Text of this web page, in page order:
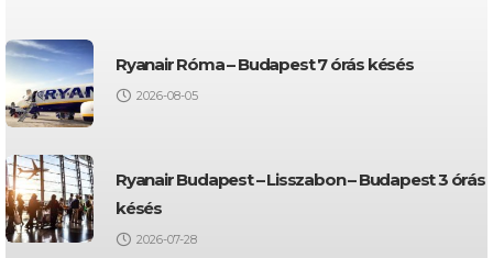
Ryanair Róma – Budapest 7 órás késés
2026-08-05
Ryanair Budapest – Lisszabon – Budapest 3 órás
késés
2026-07-28